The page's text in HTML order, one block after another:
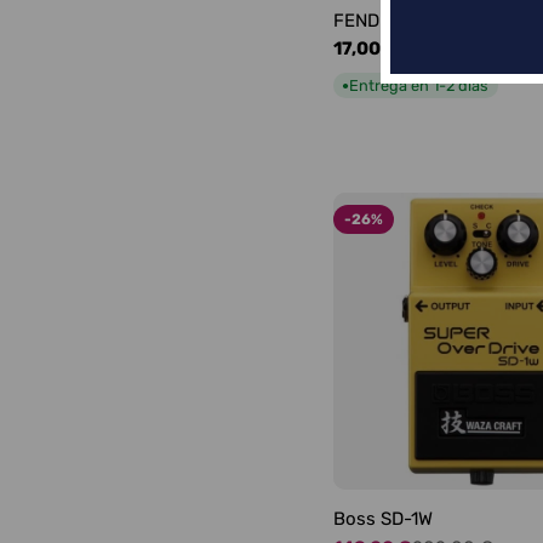
FENDER LOGO
Precio
habitual
17,00 €
●Entrega en 1-2 días
-26%
Boss SD-1W